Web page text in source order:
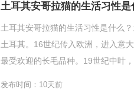
土耳其安哥拉猫的生活习性是
土耳其安哥拉猫的生活习性是什么
土耳其。16世纪传入欧洲，进入意
最受欢迎的长毛品种。19世纪中叶
发布时间：10天前